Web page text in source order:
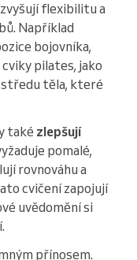
flexibilitu a
Například
bojovníka,
pilates, jako
středu těla, které
také zlepšují
pomalé,
rovnováhu a
cvičení zapojují
uvědomění si
přínosem.